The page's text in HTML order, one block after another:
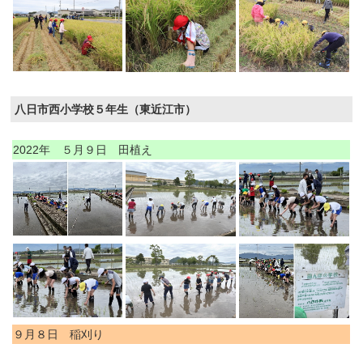
八日市西小学校５年生（東近江市）
2022年 ５月９日 田植え
９月８日 稲刈り